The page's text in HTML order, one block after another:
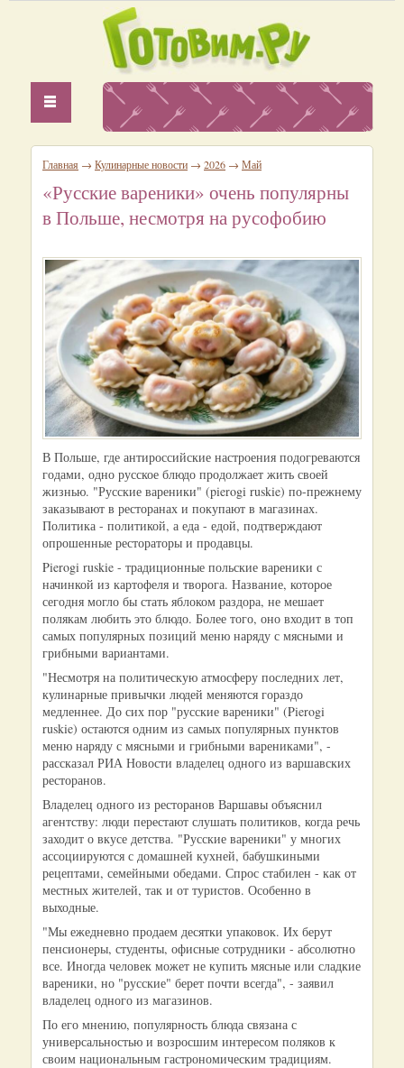
Главная → Кулинарные новости → 2026 → Май
«Русские вареники» очень популярны
в Польше, несмотря на русофобию
В Польше, где антироссийские настроения подогреваются
годами, одно русское блюдо продолжает жить своей
жизнью. "Русские вареники" (pierogi ruskie) по-прежнему
заказывают в ресторанах и покупают в магазинах.
Политика - политикой, а еда - едой, подтверждают
опрошенные рестораторы и продавцы.
Pierogi ruskie - традиционные польские вареники с
начинкой из картофеля и творога. Название, которое
сегодня могло бы стать яблоком раздора, не мешает
полякам любить это блюдо. Более того, оно входит в топ
самых популярных позиций меню наряду с мясными и
грибными вариантами.
"Несмотря на политическую атмосферу последних лет,
кулинарные привычки людей меняются гораздо
медленнее. До сих пор "русские вареники" (Pierogi
ruskie) остаются одним из самых популярных пунктов
меню наряду с мясными и грибными варениками", -
рассказал РИА Новости владелец одного из варшавских
ресторанов.
Владелец одного из ресторанов Варшавы объяснил
агентству: люди перестают слушать политиков, когда речь
заходит о вкусе детства. "Русские вареники" у многих
ассоциируются с домашней кухней, бабушкиными
рецептами, семейными обедами. Спрос стабилен - как от
местных жителей, так и от туристов. Особенно в
выходные.
"Мы ежедневно продаем десятки упаковок. Их берут
пенсионеры, студенты, офисные сотрудники - абсолютно
все. Иногда человек может не купить мясные или сладкие
вареники, но "русские" берет почти всегда", - заявил
владелец одного из магазинов.
По его мнению, популярность блюда связана с
универсальностью и возросшим интересом поляков к
своим национальным гастрономическим традициям.